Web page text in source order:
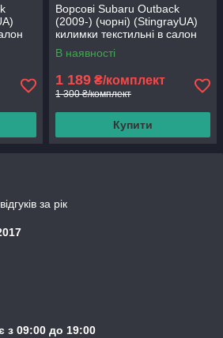
Ворсові Subaru Outback
(2009-) (чорні) (StingrayUA)
килимки текстильні в салон
авто
В наявності
1 189 ₴/комплект
1 300 ₴/комплект
Купити
за рік
з 09:00 до 19:00